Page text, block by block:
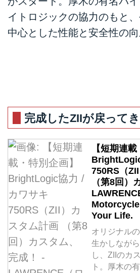
イトロジックの協力のもと
中心とした性能と安全性の向
完成したZIIが戻って
【短期連
750RS（
（第8回）
Your Life.
オリジナル
生かしなが
し、ZIIのカ
ト。厚木の